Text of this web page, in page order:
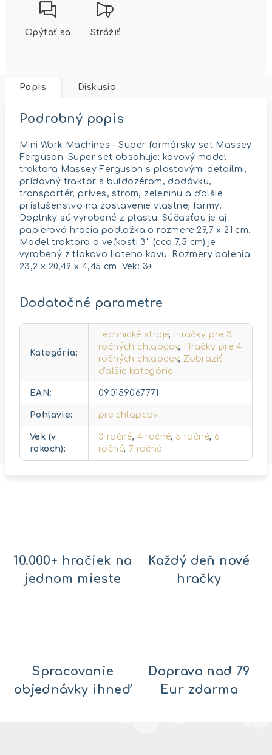
Opýtať sa Strážiť
Popis Diskusia
Podrobný popis
Mini Work Machines – Super farmársky set Massey
Ferguson. Super set obsahuje: kovový model
traktora Massey Ferguson s plastovými detailmi,
prídavný traktor s buldozérom, dodávku,
transportér, príves, strom, zeleninu a ďalšie
príslušenstvo na zostavenie vlastnej farmy.
Doplnky sú vyrobené z plastu. Súčasťou je aj
papierová hracia podložka o rozmere 29,7 x 21 cm.
Model traktora o veľkosti 3'' (cca 7,5 cm) je
vyrobený z tlakovo liateho kovu. Rozmery balenia:
23,2 x 20,49 x 4,45 cm. Vek: 3+
Dodatočné parametre
Kategória:
Technické stroje, Hračky pre 3
ročných chlapcov, Hračky pre 4
ročných chlapcov, Zobraziť
ďalšie kategórie
EAN: 090159067771
Pohlavie: pre chlapcov
Vek (v
rokoch):
3 ročné, 4 ročné, 5 ročné, 6
ročné, 7 ročné
10.000+ hračiek na
jednom mieste
Každý deň nové
hračky
Spracovanie
objednávky ihneď
Doprava nad 79
Eur zdarma